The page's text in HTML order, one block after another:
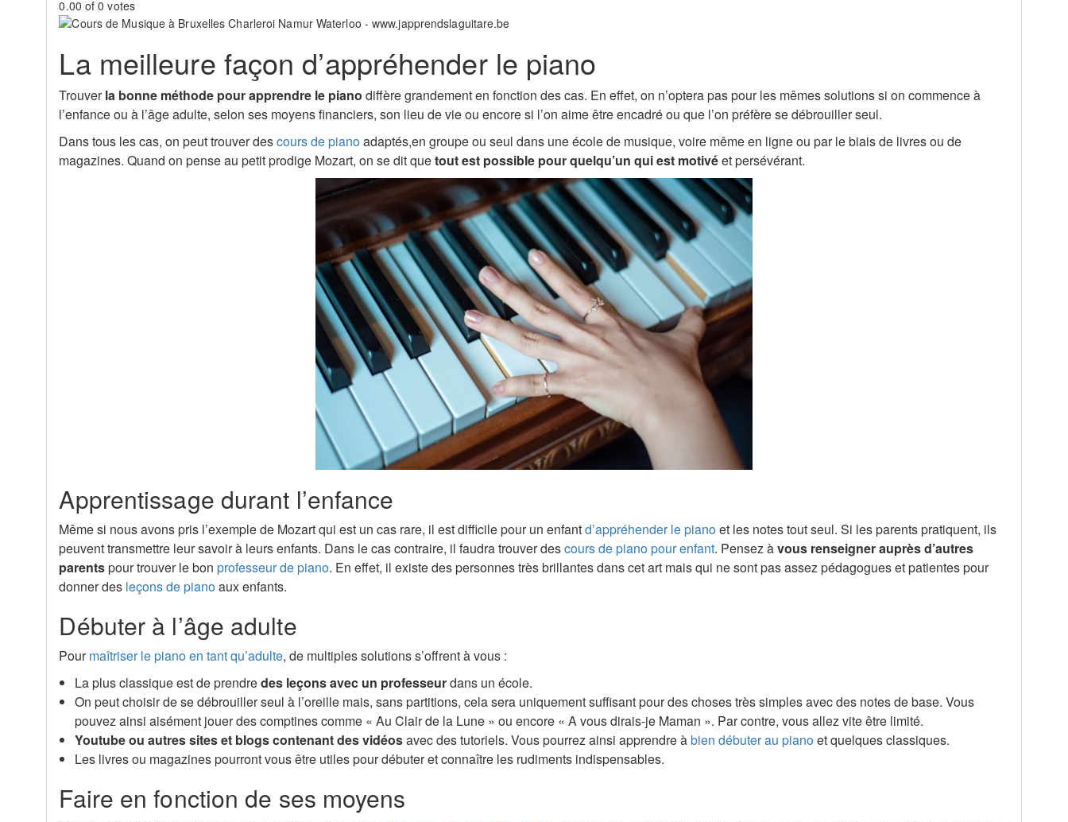
0.00 of 0 votes
La meilleure façon d’appréhender le piano
Trouverla bonne méthode pour apprendre le piano diffère grandement en fonction des cas. En effet, on n’optera pas pour les mêmes solutions si on commence à
l’enfance ou à l’âge adulte, selon ses moyens financiers, son lieu de vie ou encore si l’on aime être encadré ou que l’on préfère se débrouiller seul.
Dans tous les cas, on peut trouver descours de pianoadaptés,en groupe ou seul dans une école de musique, voire même en ligne ou par le biais de livres ou de
magazines. Quand on pense au petit prodige Mozart, on se dit quetout est possible pour quelqu’un qui est motivéet persévérant.
Apprentissage durant l’enfance
Même si nous avons pris l’exemple de Mozart qui est un cas rare, il est difficile pour un enfantd’appréhender le pianoet les notes tout seul. Si les parents pratiquent, ils
peuvent transmettre leur savoir à leurs enfants. Dans le cas contraire, il faudra trouver descours de piano pour enfant. Pensez àvous renseigner auprès d’autres
parentspour trouver le bonprofesseur de piano. En effet, il existe des personnes très brillantes dans cet art mais qui ne sont pas assez pédagogues et patientes pour
donner des leçons de pianoaux enfants.
Débuter à l’âge adulte
Pourmaîtriser le piano en tant qu’adulte, de multiples solutions s’offrent à vous :
La plus classique est de prendredes leçons avec un professeurdans un école.
On peut choisir de se débrouiller seul à l’oreille mais, sans partitions, cela sera uniquement suffisant pour des choses très simples avec des notes de base. Vous
pouvez ainsi aisément jouer des comptines comme « Au Clair de la Lune » ou encore « A vous dirais-je Maman ». Par contre, vous allez vite être limité.
Youtube ou autres sites et blogs contenant des vidéosavec des tutoriels. Vous pourrez ainsi apprendre àbien débuter au pianoet quelques classiques.
Les livres ou magazines pourront vous être utiles pour débuter et connaître les rudiments indispensables.
Faire en fonction de ses moyens